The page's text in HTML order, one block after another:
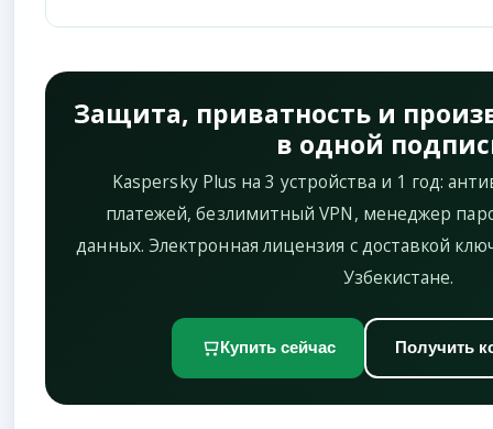
Защита, приватность и
в одной
Kaspersky Plus на 3 устройства и 1 год:
платежей, безлимитный VPN, менеджер
данных. Электронная лицензия с доставкой
Узбекистане.
Купить сейчас Получить